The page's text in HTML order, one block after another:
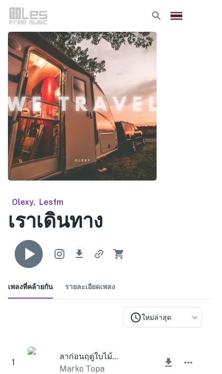
Olexy, Lesfm
เราเดินทาง
เพลงที่คล้ายกัน รายละเอียดเพลง
ใหม่ล่าสุด
1
ลาก่อนฤดูใบไม้ร่วง
Marko Topa